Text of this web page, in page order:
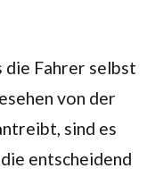
die Fahrer selbst
von der
sind es
entscheidend